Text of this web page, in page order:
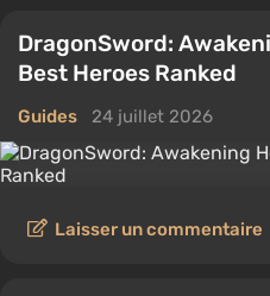
DragonSword:
Best Heroes Ranked
Guides 24 juillet 2026
Laisser un commentaire